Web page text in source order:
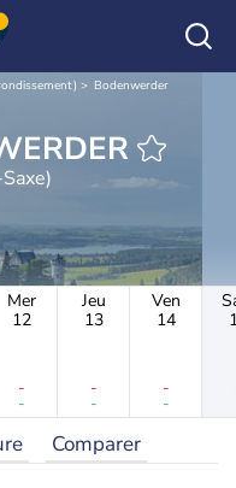
Bodenwerder
Mer
12
-
-
Jeu
13
-
-
Ven
14
-
-
Comparer